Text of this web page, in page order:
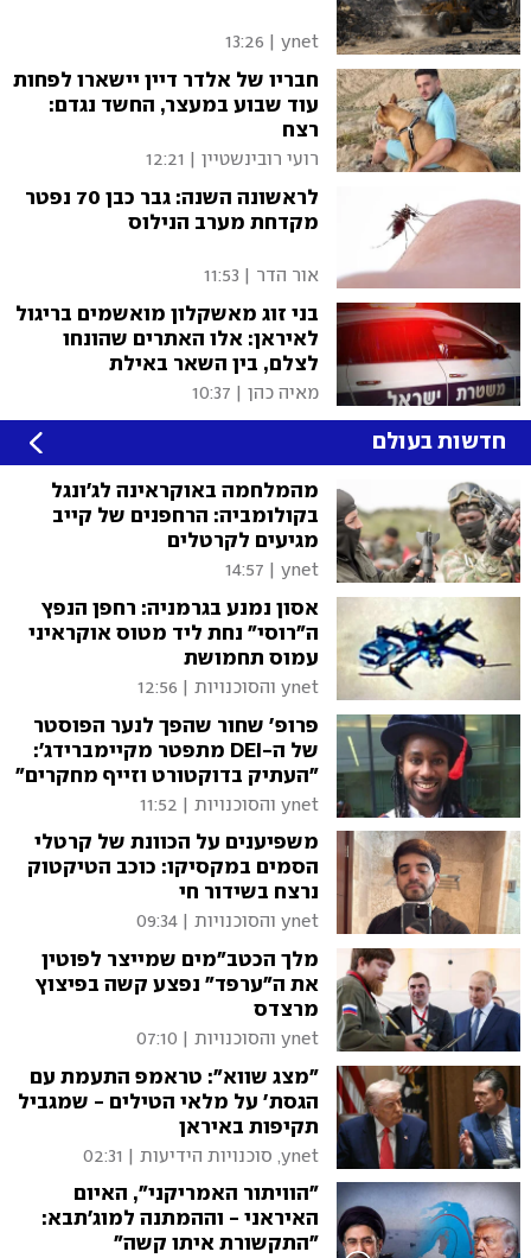
ynet
13:26
חבריו של אלדר דיין יישארו לפחות
עוד שבוע במעצר, החשד נגדם:
רצח
רועי רובינשטיין 12:21
לראשונה השנה: גבר כבן 70 נפטר
מקדחת מערב הנילוס
אור הדר 11:53
בני זוג מאשקלון מואשמים בריגול
לאיראן: אלו האתרים שהונחו
לצלם, בין השאר באילת
מאיה כהן 10:37
חדשות בעולם
מהמלחמה באוקראינה לג'ונגל
בקולומביה: הרחפנים של קייב
מגיעים לקרטלים
ynet
14:57
אסון נמנע בגרמניה: רחפן הנפץ
ה"רוסי" נחת ליד מטוס אוקראיני
עמוס תחמושת
ynet והסוכנויות 12:56
פרופ' שחור שהפך לנער הפוסטר
של ה-DEI מתפטר מקיימברידג':
"העתיק בדוקטורט וזייף מחקרים"
ynet והסוכנויות 11:52
משפיענים על הכוונת של קרטלי
הסמים במקסיקו: כוכב הטיקטוק
נרצח בשידור חי
ynet והסוכנויות 09:34
מלך הכטב"מים שמייצר לפוטין
את ה"ערפד" נפצע קשה בפיצוץ
מרצדס
ynet והסוכנויות 07:10
"מצג שווא": טראמפ התעמת עם
הגסת' על מלאי הטילים - שמגביל
תקיפות באיראן
ynet, סוכנויות הידיעות 02:31
"הוויתור האמריקני", האיום
האיראני - וההמתנה למוג'תבא:
"התקשורת איתו קשה"